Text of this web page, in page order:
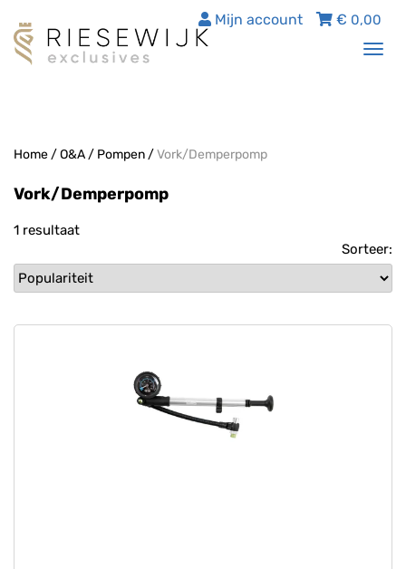
€ 0,00
Mijn account
Home/O&A/ Pompen/Vork/Demperpomp
Vork/Demperpomp
1 resultaat
Sorteer: